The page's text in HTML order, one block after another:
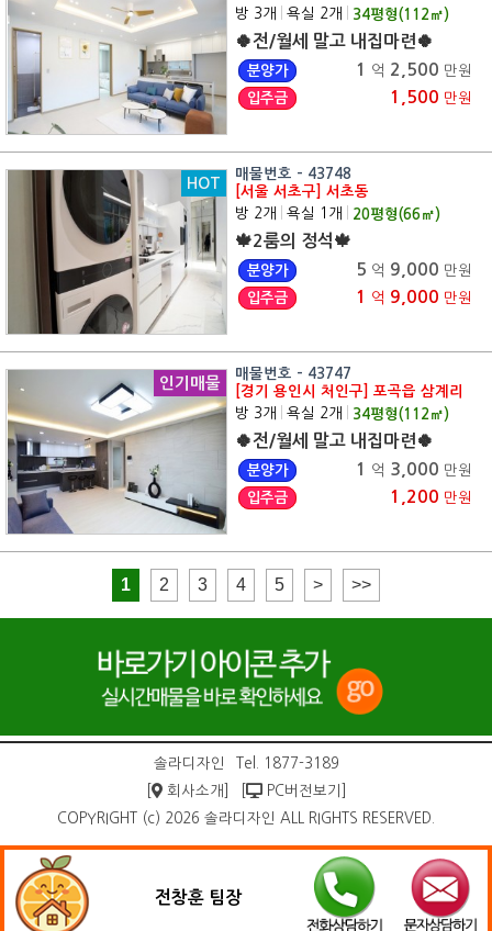
방 3개
욕실 2개 34평형(112 ㎡)
🍀전/월세 말고 내집마련🍀
분양가 1 억 2,500 만원
입주금
1,500 만원
HOT
매물번호 - 43748
[서울 서초구] 서초동
방 2개
욕실 1개 20평형(66㎡)
🍁2룸의 정석🍁
분양가 5 억 9,000 만원
입주금
1 억 9,000 만원
인기매물
매물번호 - 43747
[경기 용인시 처인구] 포곡읍 삼계리
방 3개
욕실 2개 34평형(112 ㎡)
🍀전/월세 말고 내집마련🍀
분양가 1 억 3,000 만원
입주금
1,200 만원
1 2 3 4 5 > >>
솔라디자인
Tel. 1877-3189
회사소개]
PC버전보기]
COPYRIGHT (c) 2026 솔라디자인 ALL RIGHTS RESERVED.
전창훈 팀장